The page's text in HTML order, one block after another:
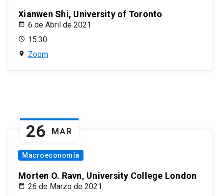
Xianwen Shi, University of Toronto
6 de Abril de 2021
15:30
Zoom
26 MAR
Macroeconomía
Morten O. Ravn, University College London
26 de Marzo de 2021